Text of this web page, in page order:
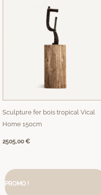
Sculpture fer bois tropical Vical
Home 150cm
2505,00€
PROMO !
Le
Le